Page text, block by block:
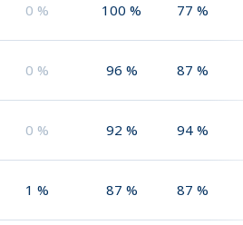
0 % 100 % 77 %
0 % 96 % 87 %
0 % 92 % 94 %
1 % 87 % 87 %